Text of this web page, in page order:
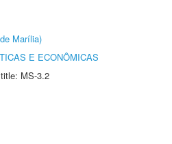
Marília)
E ECONÔMICAS
MS-3.2